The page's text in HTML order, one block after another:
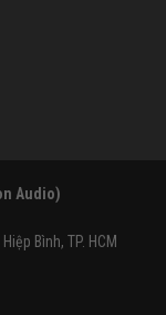
Audio)
Bình, TP. HCM